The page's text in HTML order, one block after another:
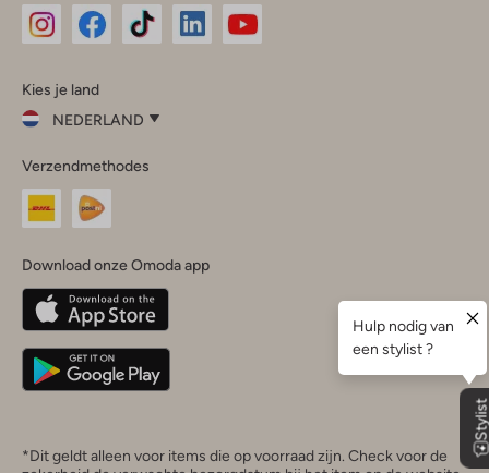
InstagramFacebook
Kies je land
NEDERLAND
je
land
Nederland
Belgique(Français)
Deutschland
Verzendmethodes
Download onze Omoda app
*Dit geldt alleen voor items die op voorraad zijn. Check voor de